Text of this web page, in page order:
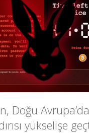
Doğu
yükselişe